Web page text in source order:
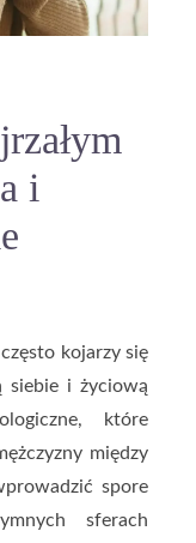
i
kojarzy się
siebie i życiową
które
między
spore
sferach